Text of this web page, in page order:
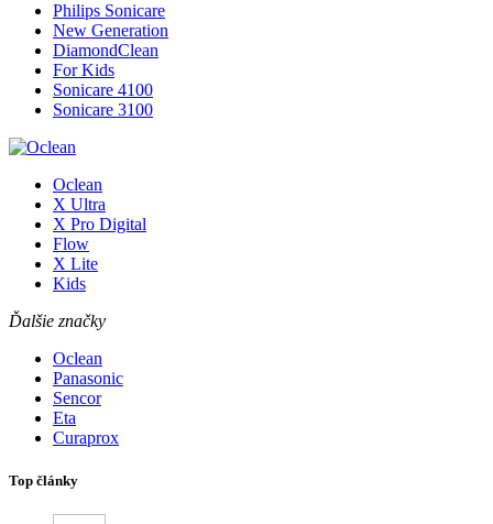
Philips Sonicare
New Generation
DiamondClean
For Kids
Sonicare 4100
Sonicare 3100
Oclean
X Ultra
X Pro Digital
Flow
X Lite
Kids
Ďalšie značky
Oclean
Panasonic
Sencor
Eta
Curaprox
Top články